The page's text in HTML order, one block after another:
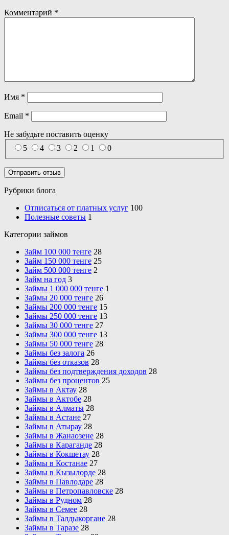
Комментарий *
Имя *
Email *
Не забудьте поставить оценку
5
4 3 2 1 0
Рубрики блога
Отписаться от платных услуг 100
Полезные советы 1
Категории займов
Займ 100 000 тенге 28
Займ 150 000 тенге 25
Займ 500 000 тенге 2
Займ на год 3
Займы 1 000 000 тенге 1
Займы 20 000 тенге 26
Займы 200 000 тенге 15
Займы 250 000 тенге 13
Займы 30 000 тенге 27
Займы 300 000 тенге 13
Займы 50 000 тенге 28
Займы без залога 26
Займы без отказов 28
Займы без подтверждения доходов 28
Займы без процентов 25
Займы в Актау 28
Займы в Актобе 28
Займы в Алматы 28
Займы в Астане 27
Займы в Атырау 28
Займы в Жанаозене 28
Займы в Караганде 28
Займы в Кокшетау 28
Займы в Костанае 27
Займы в Кызылорде 28
Займы в Павлодаре 28
Займы в Петропавловске 28
Займы в Рудном 28
Займы в Семее 28
Займы в Талдыкоргане 28
Займы в Таразе 28